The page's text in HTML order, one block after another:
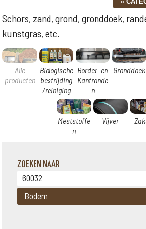
Schors, zand, grond, gronddoek,
kunstgras, etc.
Alle
producten
Biologische
bestrijding
/reiniging
Border- en
Kantrande
n
Gronddoek
Meststoffe
n
Vijver
ZOEKEN NAAR